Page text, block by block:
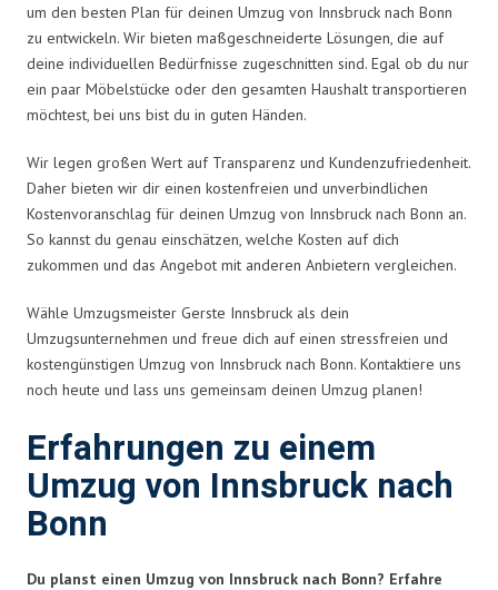
um den besten Plan für deinen Umzug von Innsbruck nach Bonn
zu entwickeln. Wir bieten maßgeschneiderte Lösungen, die auf
deine individuellen Bedürfnisse zugeschnitten sind. Egal ob du nur
ein paar Möbelstücke oder den gesamten Haushalt transportieren
möchtest, bei uns bist du in guten Händen.
Wir legen großen Wert auf Transparenz und Kundenzufriedenheit.
Daher bieten wir dir einen kostenfreien und unverbindlichen
Kostenvoranschlag für deinen Umzug von Innsbruck nach Bonn an.
So kannst du genau einschätzen, welche Kosten auf dich
zukommen und das Angebot mit anderen Anbietern vergleichen.
Wähle Umzugsmeister Gerste Innsbruck als dein
Umzugsunternehmen und freue dich auf einen stressfreien und
kostengünstigen Umzug von Innsbruck nach Bonn. Kontaktiere uns
noch heute und lass uns gemeinsam deinen Umzug planen!
Erfahrungen zu einem
Umzug von Innsbruck nach
Bonn
Du planst einen Umzug von Innsbruck nach Bonn? Erfahre